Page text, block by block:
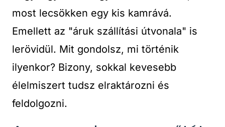
most lecsökken egy kis kamrává.
Emellett az "áruk szállítási útvonala" is
lerövidül. Mit gondolsz, mi történik
ilyenkor? Bizony, sokkal kevesebb
élelmiszert tudsz elraktározni és
feldolgozni.